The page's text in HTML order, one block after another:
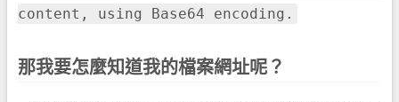
content, using Base64 encoding.
那我要怎麼知道我的檔案網址呢？